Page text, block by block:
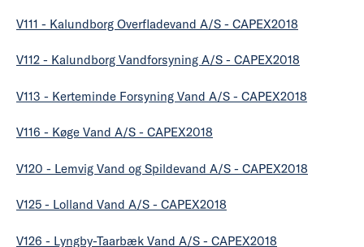
V111 - Kalundborg Overfladevand A/S - CAPEX2018
V112 - Kalundborg Vandforsyning A/S - CAPEX2018
V113 - Kerteminde Forsyning Vand A/S - CAPEX2018
V116 - Køge Vand A/S - CAPEX2018
V120 - Lemvig Vand og Spildevand A/S - CAPEX2018
V125 - Lolland Vand A/S - CAPEX2018
V126 - Lyngby-Taarbæk Vand A/S - CAPEX2018